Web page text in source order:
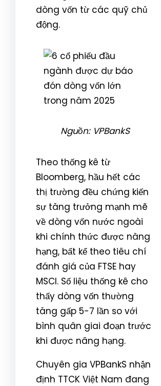
dòng vốn từ các quỹ chủ
động.
Nguồn: VPBankS
Theo thống kê từ
Bloomberg, hầu hết các
thị trường đều chứng kiến
sự tăng trưởng mạnh mẽ
về dòng vốn nước ngoài
khi chính thức được năng
hạng, bất kể theo tiêu chí
đánh giá của FTSE hay
MSCI. Số liệu thống kê cho
thấy dòng vốn thường
tăng gấp 5-7 lần so với
bình quân giai đoạn trước
khi được nâng hạng.
Chuyên gia VPBankS nhận
định TTCK Việt Nam đang